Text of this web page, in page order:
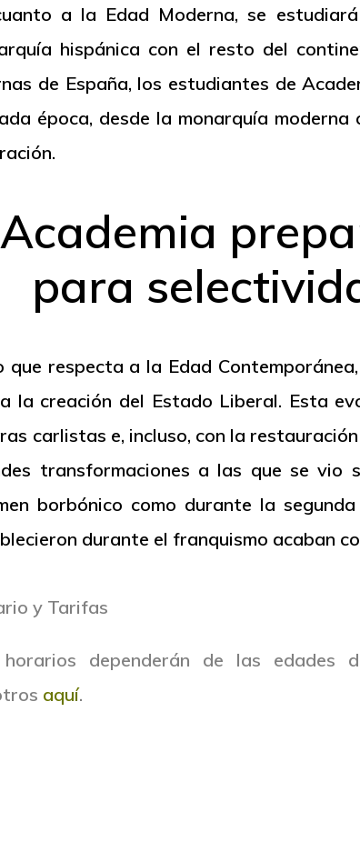
a la Edad Moderna, se
hispánica con el resto del
de España, los estudiantes de
época, desde la monarquía
Academia
para
que respecta a la Edad
la creación del Estado Liberal. Esta
carlistas e, incluso, con la
transformaciones a las que se
borbónico como durante la
durante el franquismo acaban
y Tarifas
dependerán de las edades
aquí.